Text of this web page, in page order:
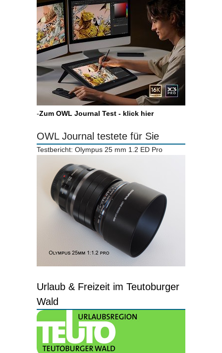
-Zum OWL Journal Test - klick hier
OWL Journal testete für Sie
Testbericht: Olympus 25 mm 1.2 ED Pro
Urlaub & Freizeit im Teutoburger
Wald